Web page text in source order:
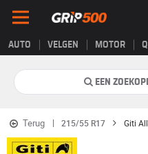
AUTO VELGEN MOTOR
EEN
Terug 215/55 R17 Giti